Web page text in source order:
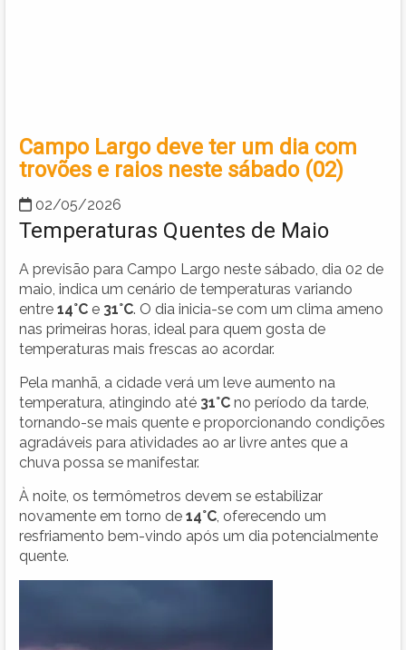
Campo Largo deve ter um dia com
trovões e raios neste sábado (02)
02/05/2026
Temperaturas Quentes de Maio
A previsão para Campo Largo neste sábado, dia 02 de
maio, indica um cenário de temperaturas variando
entre 14°C e 31°C. O dia inicia-se com um clima ameno
nas primeiras horas, ideal para quem gosta de
temperaturas mais frescas ao acordar.
Pela manhã, a cidade verá um leve aumento na
temperatura, atingindo até 31°C no período da tarde,
tornando-se mais quente e proporcionando condições
agradáveis para atividades ao ar livre antes que a
chuva possa se manifestar.
À noite, os termômetros devem se estabilizar
novamente em torno de 14°C , oferecendo um
resfriamento bem-vindo após um dia potencialmente
quente.